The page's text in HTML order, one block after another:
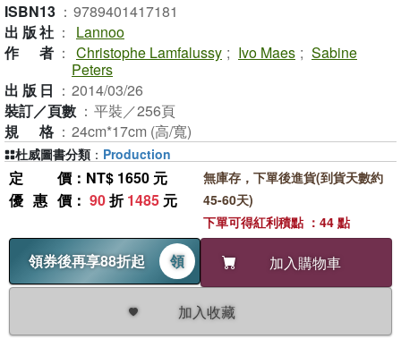
ISBN13 ： 9789401417181
出版社 ：
Lannoo
作者 ： Christophe Lamfalussy ; Ivo Maes ; Sabine
Peters
出版日 ： 2014/03/26
裝訂／頁數 ： 平裝／256頁
規格 ： 24cm*17cm (高/寬)
定價 ：NT$ 1650 元
優惠價 ： 90折1485 元
領券後再享88折起 領 加入購物車
加入收藏
無庫存，下單後進貨(到貨天數約
45-60天)
下單可得紅利積點 ：44 點
杜威圖書分類 ： Production